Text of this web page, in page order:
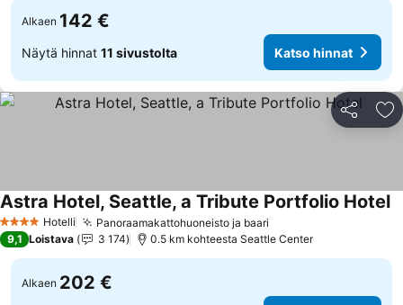
Alkaen 142 €
Näytä hinnat 11 sivustolta Katso hinnat
Jaa
4 Tähtiluokitus
Hotelli Panoraamakattohuoneisto ja baari
Astra Hotel, Seattle, a Tribute Portfolio Hotel
9,1 Loistava 3 174 0.5 km kohteesta Seattle Center
Alkaen 202 €